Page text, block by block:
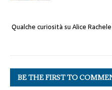
Qualche curiosità su Alice
BE THE FIRST TO